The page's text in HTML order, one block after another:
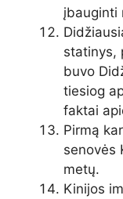
įbauginti
statinys,
buvo
tiesiog
faktai
Pirmą
senovės
metų.
Kinijos